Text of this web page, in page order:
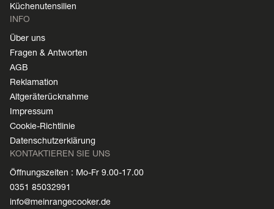
Küchenutensilien
INFO
Über uns
Fragen & Antworten
AGB
Reklamation
Altgeräterücknahme
Impressum
Cookie-Richtlinie
Datenschutzerklärung
KONTAKTIEREN SIE UNS
Öffnungszeiten : Mo-Fr 9.00-17.00
0351 85032991
info@meinrangecooker.de